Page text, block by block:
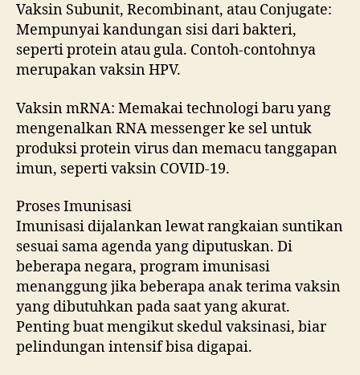
Vaksin Subunit, Recombinant, atau Conjugate:
Mempunyai kandungan sisi dari bakteri,
seperti protein atau gula. Contoh-contohnya
merupakan vaksin HPV.
Vaksin mRNA: Memakai technologi baru yang
mengenalkan RNA messenger ke sel untuk
produksi protein virus dan memacu tanggapan
imun, seperti vaksin COVID-19.
Proses Imunisasi
Imunisasi dijalankan lewat rangkaian suntikan
sesuai sama agenda yang diputuskan. Di
beberapa negara, program imunisasi
menanggung jika beberapa anak terima vaksin
yang dibutuhkan pada saat yang akurat.
Penting buat mengikut skedul vaksinasi, biar
pelindungan intensif bisa digapai.